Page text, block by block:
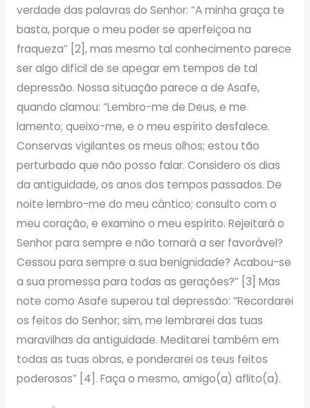
verdade das palavras do Senhor: “A minha graça te
basta, porque o meu poder se aperfeiçoa na
fraqueza” [2], mas mesmo tal conhecimento parece
ser algo difícil de se apegar em tempos de tal
depressão. Nossa situação parece a de Asafe,
quando clamou: “Lembro-me de Deus, e me
lamento; queixo-me, e o meu espírito desfalece.
Conservas vigilantes os meus olhos; estou tão
perturbado que não posso falar. Considero os dias
da antiguidade, os anos dos tempos passados. De
noite lembro-me do meu cântico; consulto com o
meu coração, e examino o meu espírito. Rejeitará o
Senhor para sempre e não tornará a ser favorável?
Cessou para sempre a sua benignidade? Acabou-se
a sua promessa para todas as gerações?” [3] Mas
note como Asafe superou tal depressão: “Recordarei
os feitos do Senhor; sim, me lembrarei das tuas
maravilhas da antiguidade. Meditarei também em
todas as tuas obras, e ponderarei os teus feitos
poderosos” [4]. Faça o mesmo, amigo(a) aflito(a).